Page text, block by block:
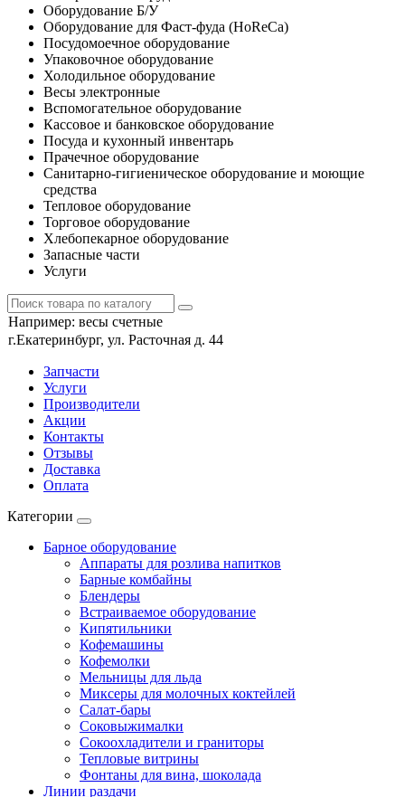
Оборудование Б/У
Оборудование для Фаст-фуда (HoReCa)
Посудомоечное оборудование
Упаковочное оборудование
Холодильное оборудование
Весы электронные
Вспомогательное оборудование
Кассовое и банковское оборудование
Посуда и кухонный инвентарь
Прачечное оборудование
Санитарно-гигиеническое оборудование и моющие
средства
Тепловое оборудование
Торговое оборудование
Хлебопекарное оборудование
Запасные части
Услуги
Например: весы счетные
г.Екатеринбург, ул. Расточная д. 44
Запчасти
Услуги
Производители
Акции
Контакты
Отзывы
Доставка
Оплата
Категории
Барное оборудование
Аппараты для розлива напитков
Барные комбайны
Блендеры
Встраиваемое оборудование
Кипятильники
Кофемашины
Кофемолки
Мельницы для льда
Миксеры для молочных коктейлей
Салат-бары
Соковыжималки
Сокоохладители и граниторы
Тепловые витрины
Фонтаны для вина, шоколада
Линии раздачи